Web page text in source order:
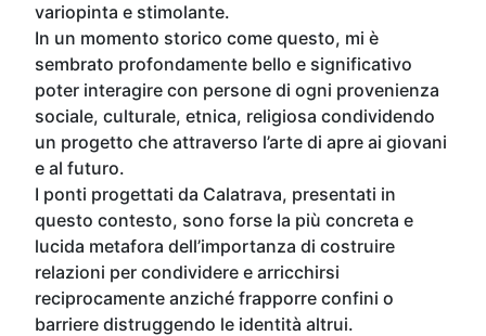
variopinta e stimolante.
In un momento storico come questo, mi è
sembrato profondamente bello e significativo
poter interagire con persone di ogni provenienza
sociale, culturale, etnica, religiosa condividendo
un progetto che attraverso l’arte di apre ai giovani
e al futuro.
I ponti progettati da Calatrava, presentati in
questo contesto, sono forse la più concreta e
lucida metafora dell’importanza di costruire
relazioni per condividere e arricchirsi
reciprocamente anziché frapporre confini o
barriere distruggendo le identità altrui.